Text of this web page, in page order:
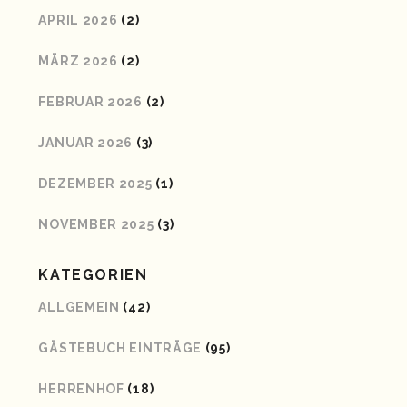
APRIL 2026 (2)
MÄRZ 2026 (2)
FEBRUAR 2026 (2)
JANUAR 2026 (3)
DEZEMBER 2025 (1)
NOVEMBER 2025 (3)
KATEGORIEN
ALLGEMEIN (42)
GÄSTEBUCH EINTRÄGE (95)
HERRENHOF (18)